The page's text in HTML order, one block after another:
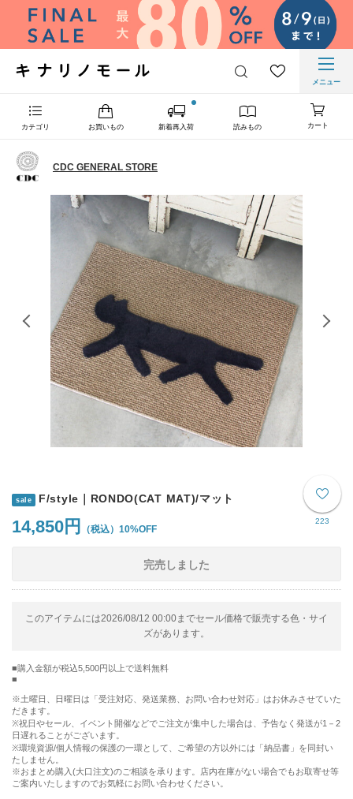
メニュー
カテゴリ お買いもの 新着再入荷 読みもの カート
CDC GENERAL STORE
223
sale F/style｜RONDO(CAT MAT)/マット
14,850円 10%OFF
完売しました
このアイテムには2026/08/12 00:00までセール価格で販売する色・サイ
ズがあります。
購入金額が税込5,500円以上で送料無料
※土曜日、日曜日は「受注対応、発送業務、お問い合わせ対応」はお休みさせていた
だきます。
※祝日やセール、イベント開催などでご注文が集中した場合は、予告なく発送が1－2
日遅れることがございます。
※環境資源/個人情報の保護の一環として、ご希望の方以外には「納品書」を同封い
たしません。
※おまとめ購入(大口注文)のご相談を承ります。店内在庫がない場合でもお取寄せ等
ご案内いたしますのでお気軽にお問い合わせください。